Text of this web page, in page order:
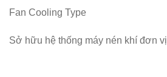
Fan Cooling Type
Sở hữu hệ thống máy nén khí đơn vị